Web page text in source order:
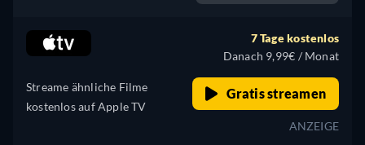
Streame ähnliche Filme
kostenlos auf Apple TV
7 Tage kostenlos
Danach 9,99€ / Monat
Gratis streamen
ANZEIGE